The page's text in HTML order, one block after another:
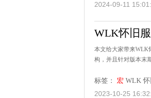
2024-09-11
WLK怀旧
本文给大家带来WLK
构，并且针对版本末
标签： 宏 WLK
2023-10-25